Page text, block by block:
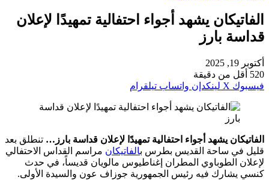
الفاتيكان يشهد أجواء احتفالية تمهيدًا لإعلان
قداسة بارز
أكتوبر 19, 2025
520 أقل من دقيقة
فيسبوك ‫X لينكدإن واتساب تيلقرام
الفاتيكان يشهد أجواء احتفالية تمهيدًا لإعلان قداسة بارز… تنطلق بعد
قليل في ساحة ال​قديس​ بطرس بالفاتيكان مراسم ال​قداس​ الاحتفالي
لإعلان الطوباوي المطران إغناطيوس مالويان قديساً، في حدث
كنسي يشارك فيه رئيس الجمهورية جوزاف عون والسيدة الأولى.